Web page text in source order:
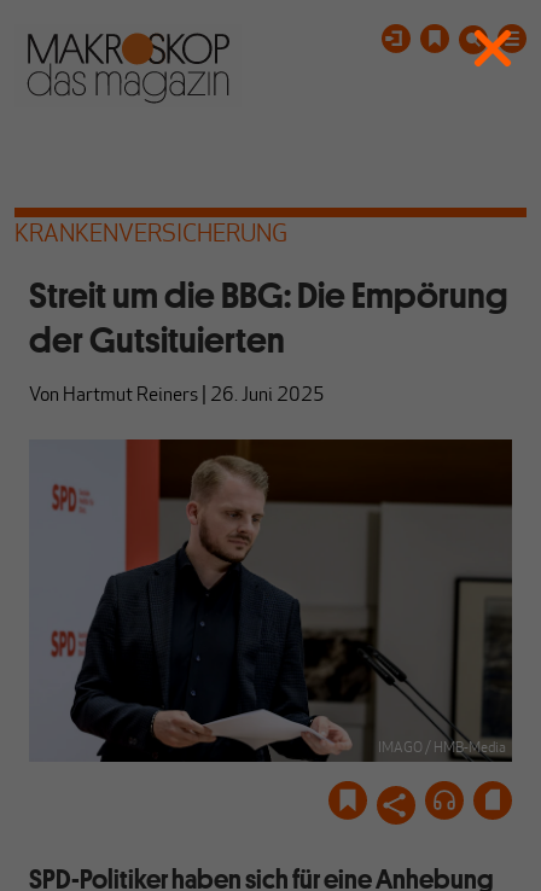
KRANKENVERSICHERUNG
Streit um die BBG: Die Empörung
der Gutsituierten
Von Hartmut Reiners 26. Juni 2025
IMAGO / HMB-Media
SPD-Politiker haben sich für eine Anhebung